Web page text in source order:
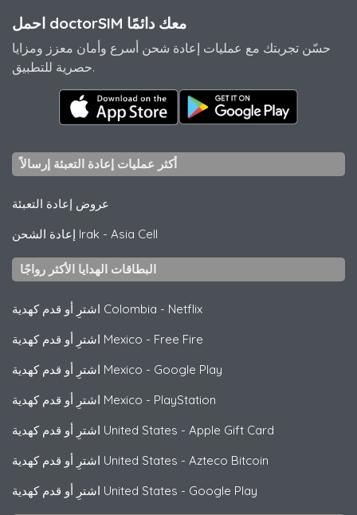
احمل doctorSIM معك دائمًا
حسّن تجربتك مع عمليات إعادة شحن أسرع وأمان معزز ومزايا
حصرية للتطبيق.
أكثر عمليات إعادة التعبئة إرسالاً
عروض إعادة التعبئة
إعادة الشحن Irak - Asia Cell
البطاقات الهدايا الأكثر رواجًا
اشترِ أو قدم كهدية Colombia - Netflix
اشترِ أو قدم كهدية Mexico - Free Fire
اشترِ أو قدم كهدية Mexico - Google Play
اشترِ أو قدم كهدية Mexico - PlayStation
اشترِ أو قدم كهدية United States - Apple Gift Card
اشترِ أو قدم كهدية United States - Azteco Bitcoin
اشترِ أو قدم كهدية United States - Google Play